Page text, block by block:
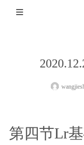
mysql
登录 注册
第四节Lr